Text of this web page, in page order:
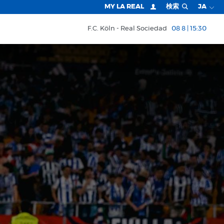
MY LA REAL 検索 JA
F.C. Köln Real Sociedad 08 8 | 15:30